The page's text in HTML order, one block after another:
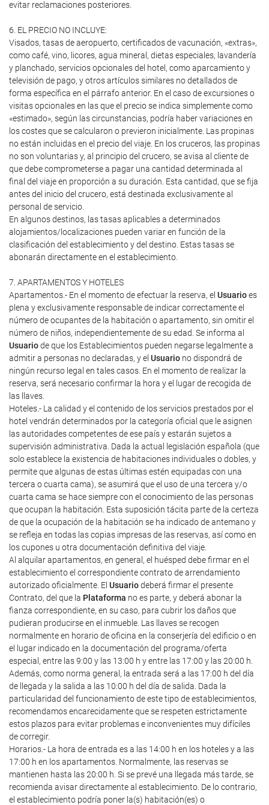
evitar reclamaciones posteriores.
6. EL PRECIO NO INCLUYE:
Visados, tasas de aeropuerto, certificados de vacunación, «extras»,
como café, vino, licores, agua mineral, dietas especiales, lavandería
y planchado, servicios opcionales del hotel, como aparcamiento y
televisión de pago, y otros artículos similares no detallados de
forma específica en el párrafo anterior. En el caso de excursiones o
visitas opcionales en las que el precio se indica simplemente como
«estimado», según las circunstancias, podría haber variaciones en
los costes que se calcularon o previeron inicialmente. Las propinas
no están incluidas en el precio del viaje. En los cruceros, las propinas
no son voluntarias y, al principio del crucero, se avisa al cliente de
que debe comprometerse a pagar una cantidad determinada al
final del viaje en proporción a su duración. Esta cantidad, que se fija
antes del inicio del crucero, está destinada exclusivamente al
personal de servicio.
En algunos destinos, las tasas aplicables a determinados
alojamientos/localizaciones pueden variar en función de la
clasificación del establecimiento y del destino. Estas tasas se
abonarán directamente en el establecimiento.
7. APARTAMENTOS Y HOTELES
Apartamentos.- En el momento de efectuar la reserva, el Usuarioes
plena y exclusivamente responsable de indicar correctamente el
número de ocupantes de la habitación o apartamento, sin omitir el
número de niños, independientemente de su edad. Se informa al
Usuariode que los Establecimientos pueden negarse legalmente a
admitir a personas no declaradas, y el Usuario no dispondrá de
ningún recurso legal en tales casos. En el momento de realizar la
reserva, será necesario confirmar la hora y el lugar de recogida de
las llaves.
Hoteles.- La calidad y el contenido de los servicios prestados por el
hotel vendrán determinados por la categoría oficial que le asignen
las autoridades competentes de ese país y estarán sujetos a
supervisión administrativa. Dada la actual legislación española (que
solo establece la existencia de habitaciones individuales o dobles, y
permite que algunas de estas últimas estén equipadas con una
tercera o cuarta cama), se asumirá que el uso de una tercera y/o
cuarta cama se hace siempre con el conocimiento de las personas
que ocupan la habitación. Esta suposición tácita parte de la certeza
de que la ocupación de la habitación se ha indicado de antemano y
se refleja en todas las copias impresas de las reservas, así como en
los cupones u otra documentación definitiva del viaje.
Al alquilar apartamentos, en general, el huésped debe firmar en el
establecimiento el correspondiente contrato de arrendamiento
autorizado oficialmente. El Usuariodeberá firmar el presente
Contrato, del que la Plataforma no es parte, y deberá abonar la
fianza correspondiente, en su caso, para cubrir los daños que
pudieran producirse en el inmueble. Las llaves se recogen
normalmente en horario de oficina en la conserjería del edificio o en
el lugar indicado en la documentación del programa/oferta
especial, entre las 9:00 y las 13:00 h y entre las 17:00 y las 20:00 h.
Además, como norma general, la entrada será a las 17:00 h del día
de llegada y la salida a las 10:00 h del día de salida. Dada la
particularidad del funcionamiento de este tipo de establecimientos,
recomendamos encarecidamente que se respeten estrictamente
estos plazos para evitar problemas e inconvenientes muy difíciles
de corregir.
Horarios.- La hora de entrada es a las 14:00 h en los hoteles y a las
17:00 h en los apartamentos. Normalmente, las reservas se
mantienen hasta las 20:00 h. Si se prevé una llegada más tarde, se
recomienda avisar directamente al establecimiento. De lo contrario,
el establecimiento podría poner la(s) habitación(es) o